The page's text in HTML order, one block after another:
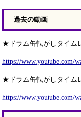
過去の動画
★ドラム缶転がしタイム
https://www.youtube.com/
★ドラム缶転がしタイ
https://www.youtube.com/